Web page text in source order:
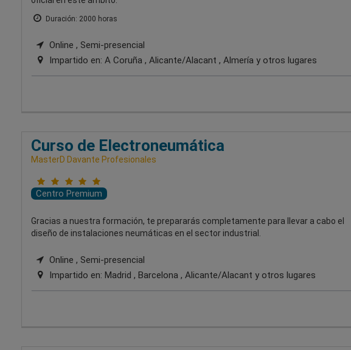
Duración: 2000 horas
Online , Semi-presencial
Impartido en: A Coruña , Alicante/Alacant , Almería y otros lugares
Curso de Electroneumática
MasterD Davante Profesionales
Centro Premium
Gracias a nuestra formación, te prepararás completamente para llevar a cabo el
diseño de instalaciones neumáticas en el sector industrial.
Online , Semi-presencial
Impartido en: Madrid , Barcelona , Alicante/Alacant y otros lugares